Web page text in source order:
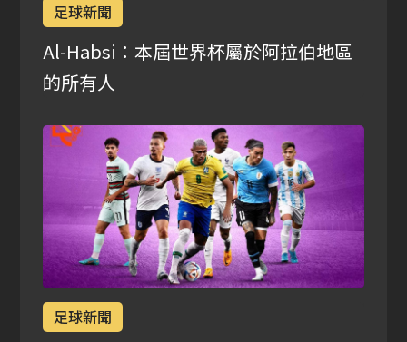
足球新聞
Al-Habsi：本屆世界杯屬於阿拉伯地區
的所有人
足球新聞